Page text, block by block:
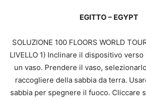
EGITTO – EGYPT
SOLUZIONE 100 FLOORS WORLD
LIVELLO 1) Inclinare il dispositivo
un vaso. Prendere il vaso,
raccogliere della sabbia da terra.
sabbia per spegnere il fuoco. Cliccare